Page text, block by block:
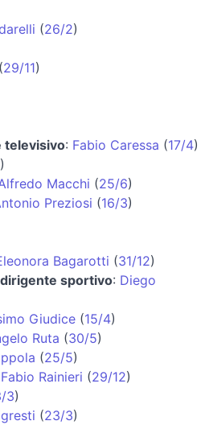
(26/2)
(29/11)
televisivo: Fabio Caressa (17/4)
)
Macchi (25/6)
Preziosi (16/3)
Bagarotti (31/12)
sportivo: Diego
Giudice (15/4)
Ruta (30/5)
(25/5)
Fabio Rainieri (29/12)
3)
(23/3)